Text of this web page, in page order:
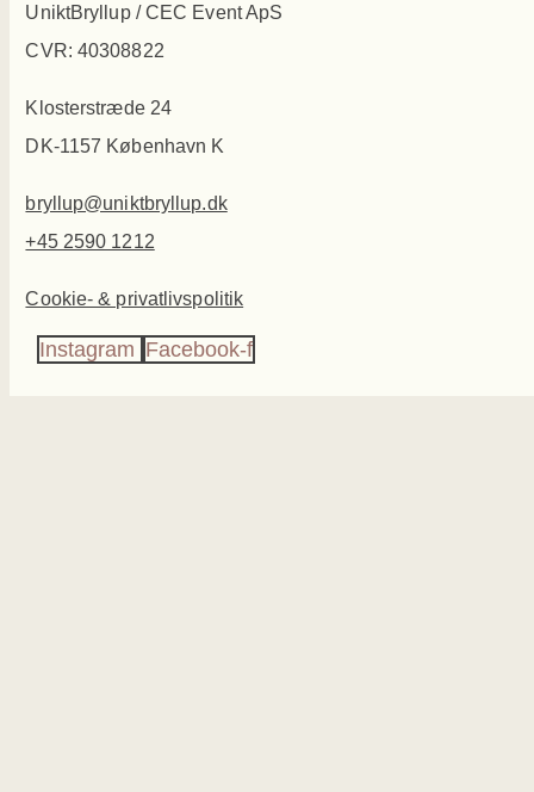
UniktBryllup / CEC Event ApS
CVR: 40308822
Klosterstræde 24
DK-1157 København K
bryllup@uniktbryllup.dk
+45 2590 1212
Cookie- & privatlivspolitik
Instagram Facebook-f